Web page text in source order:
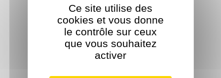
Ce site utilise des
cookies et vous donne
le contrôle sur ceux
que vous souhaitez
activer